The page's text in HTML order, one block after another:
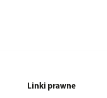
Linki prawne